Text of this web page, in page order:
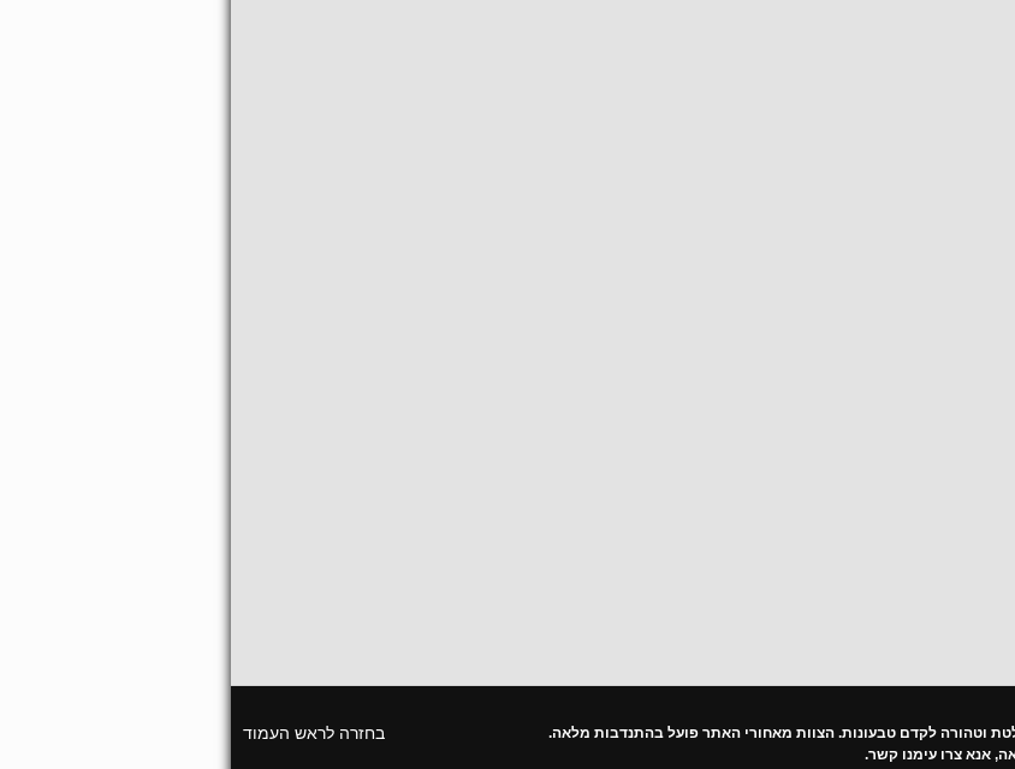
בחזרה לראש העמוד
וטהורה לקדם טבעונות. הצוות מאחורי האתר פועל בהתנדבות מלאה.
אנא צרו עימנו קשר.